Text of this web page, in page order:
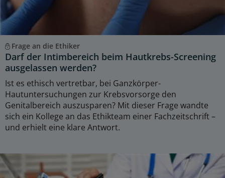
Frage an die Ethiker
Darf der Intimbereich beim Hautkrebs-Screening
ausgelassen werden?
Ist es ethisch vertretbar, bei Ganzkörper-
Hautuntersuchungen zur Krebsvorsorge den
Genitalbereich auszusparen? Mit dieser Frage wandte
sich ein Kollege an das Ethikteam einer Fachzeitschrift –
und erhielt eine klare Antwort.